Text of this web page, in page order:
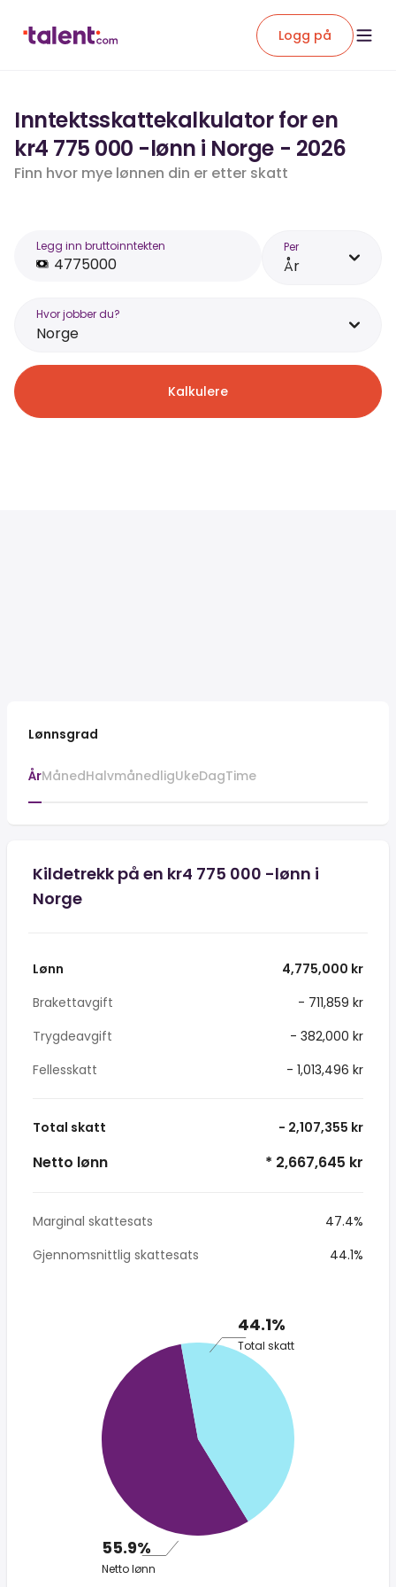
Logg på
Inntektsskattekalkulator for en
kr4 775 000 -lønn i Norge - 2026
Finn hvor mye lønnen din er etter skatt
Legg inn bruttoinntekten Per
År
Hvor jobber du?
Norge
Kalkulere
Lønnsgrad
ÅrMånedHalvmånedligUkeDagTime
Kildetrekk på en kr4 775 000 -lønn i
Norge
Lønn
4,775,000 kr
Brakettavgift
- 711,859 kr
Trygdeavgift
- 382,000 kr
Fellesskatt
- 1,013,496 kr
Total skatt - 2,107,355 kr
Netto lønn * 2,667,645 kr
Marginal skattesats
47.4%
Gjennomsnittlig skattesats
44.1%
44.1%
Total skatt
55.9%
Netto lønn